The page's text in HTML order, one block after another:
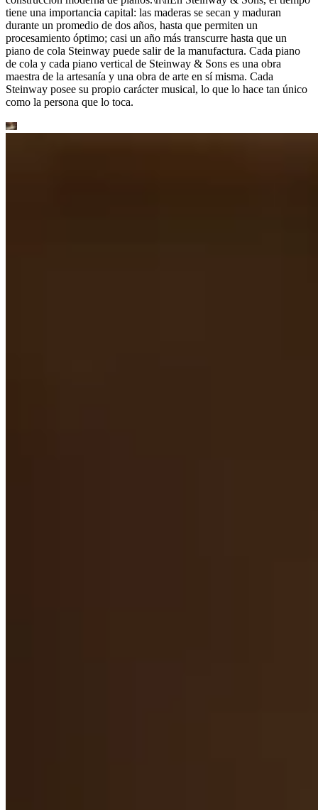
tiene una importancia capital: las maderas se secan y maduran
durante un promedio de dos años, hasta que permiten un
procesamiento óptimo; casi un año más transcurre hasta que un
piano de cola Steinway puede salir de la manufactura. Cada piano
de cola y cada piano vertical de Steinway ⁠&⁠ Sons es una obra
maestra de la artesanía y una obra de arte en sí misma. Cada
Steinway posee su propio carácter musical, lo que lo hace tan único
como la persona que lo toca.